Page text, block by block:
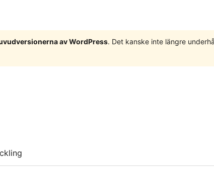
av WordPress. Det kanske inte längre